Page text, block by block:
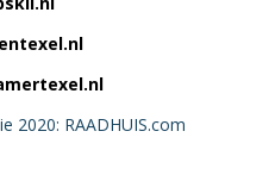
2020: RAADHUIS.com